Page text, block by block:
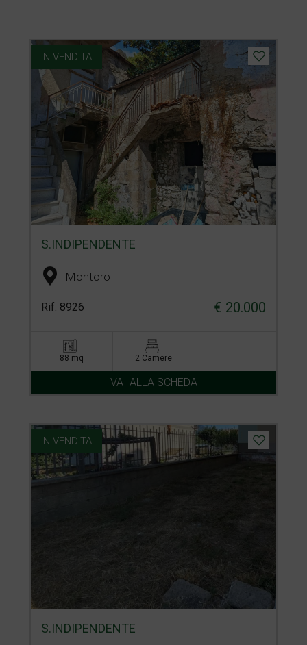
IN VENDITA
S.INDIPENDENTE
Montoro
Rif. 8926 € 20.000
88 mq 2 Camere
VAI ALLA SCHEDA
IN VENDITA
S.INDIPENDENTE